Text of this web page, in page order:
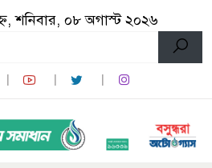
শনিবার, ০৮ অগাস্ট ২০২৬